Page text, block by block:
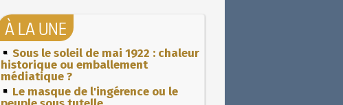
À LA UNE
Sous le soleil de mai 1922 : chaleur
historique ou emballement
médiatique ?
Le masque de l'ingérence ou le